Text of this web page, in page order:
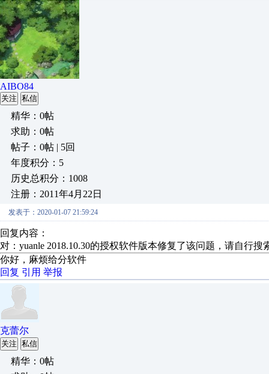
AIBO84
关注 私信
精华：0帖
求助：0帖
帖子：0帖 | 5回
年度积分：5
历史总积分：1008
注册：2011年4月22日
发表于：2020-01-07 21:59:24
回复内容：
对：yuanle 2018.10.30的授权软件版本修复了该问题，请自行
你好，麻烦给分软件
回复 引用 举报
克蕾尔
关注 私信
精华：0帖